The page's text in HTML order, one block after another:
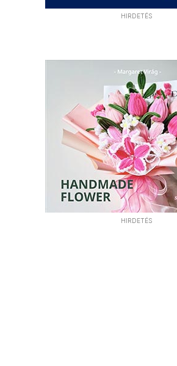
HIRDETÉS
HIRDETÉS